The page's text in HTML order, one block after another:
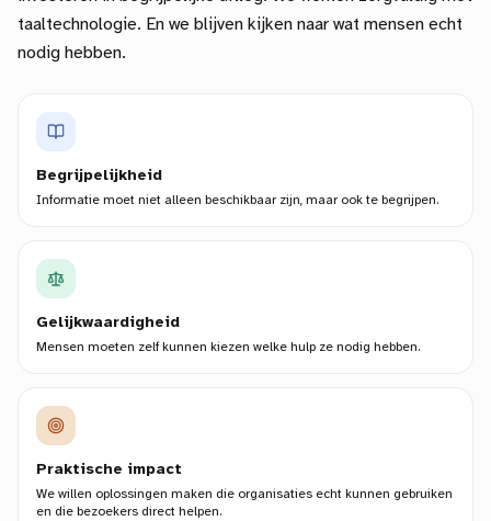
taaltechnologie. En we blijven kijken naar wat mensen echt
nodig hebben.
Begrijpelijkheid
Informatie moet niet alleen beschikbaar zijn, maar ook te begrijpen.
Gelijkwaardigheid
Mensen moeten zelf kunnen kiezen welke hulp ze nodig hebben.
Praktische impact
We willen oplossingen maken die organisaties echt kunnen gebruiken
en die bezoekers direct helpen.